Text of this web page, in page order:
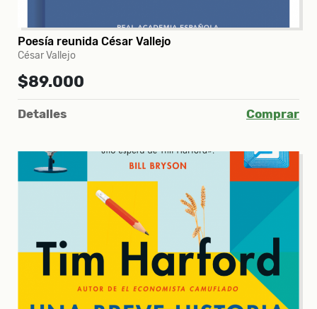
Poesía reunida César Vallejo
César Vallejo
$89.000
Detalles Comprar